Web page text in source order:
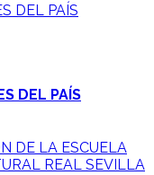
DEL PAÍS
DEL PAÍS
DE LA ESCUELA
REAL SEVILLA